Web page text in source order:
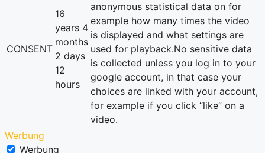
CONSENT
16
years 4
months
2 days
12
hours
anonymous statistical data on for
example how many times the video
is displayed and what settings are
used for playback.No sensitive data
is collected unless you log in to your
google account, in that case your
choices are linked with your account,
for example if you click “like” on a
video.
Werbung
Werbung